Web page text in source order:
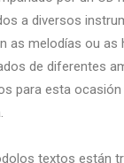
a diversos
as melodías ou as
de diferentes
para esta
textos están